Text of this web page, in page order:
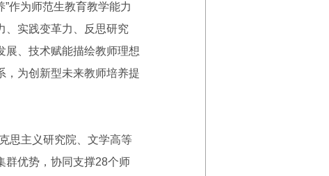
作为师范生教育教学能力
、实践变革力、反思研究
展、技术赋能描绘教师理想
，为创新型未来教师培养提
思主义研究院、文学高等
群优势，协同支撑28个师